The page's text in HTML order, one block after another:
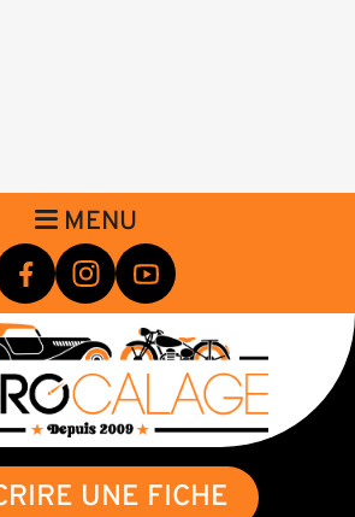
MENU
UNE FICHE